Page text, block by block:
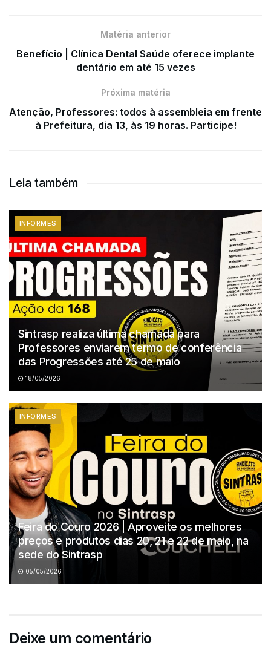
Matéria anterior
Benefício | Clínica Dental Saúde oferece implante
dentário em até 15 vezes
Próxima matéria
Atenção, Professores: todos à assembleia em frente
à Prefeitura, dia 13, às 19 horas. Participe!
Leia também
INFORMES
Sintrasp realiza última chamada para
Professores enviarem termo de conferência
das Progressões até 25 de maio
18/05/2026
INFORMES
Feira do Couro 2026 | Aproveite os melhores
preços e produtos dias 20, 21 e 22 de maio, na
sede do Sintrasp
05/05/2026
Deixe um comentário